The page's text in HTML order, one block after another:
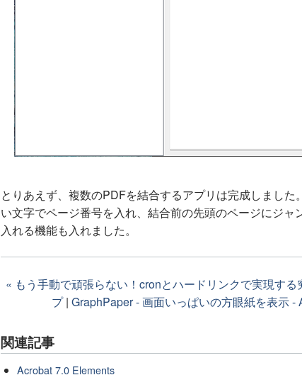
とりあえず、複数のPDFを結合するアプリは完成しました
い文字でページ番号を入れ、結合前の先頭のページにジャ
入れる機能も入れました。
« もう手動で頑張らない！cronとハードリンクで実現す
プ| GraphPaper - 画面いっぱいの方眼紙を表示 -
関連記事
Acrobat 7.0 Elements